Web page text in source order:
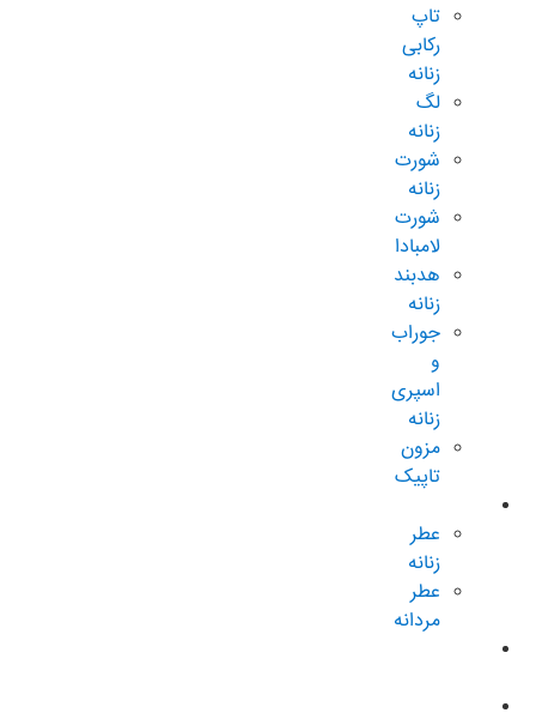
تاپ
رکابی
زنانه
لگ
زنانه
شورت
زنانه
شورت
لامبادا
هدبند
زنانه
جوراب
و
اسپری
زنانه
مزون
تاپیک
عطر
زنانه
عطر
مردانه